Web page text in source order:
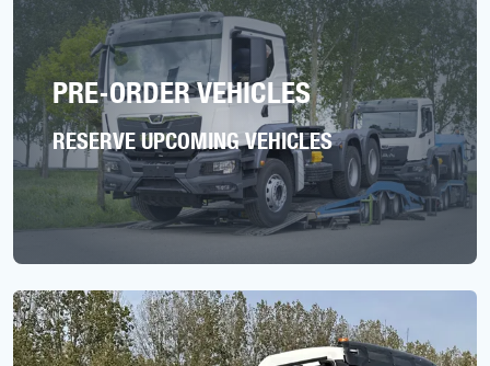
PRE-ORDER VEHICLES
RESERVE UPCOMING VEHICLES